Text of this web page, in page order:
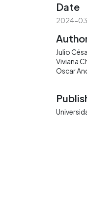
Date
2024-
Julio
Viviana
Oscar